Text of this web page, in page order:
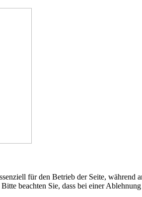
Deep-Fake & Co.
ausgesetzt? Wie können sie,
Thema.
für den Betrieb der Seite,
beachten Sie, dass bei einer